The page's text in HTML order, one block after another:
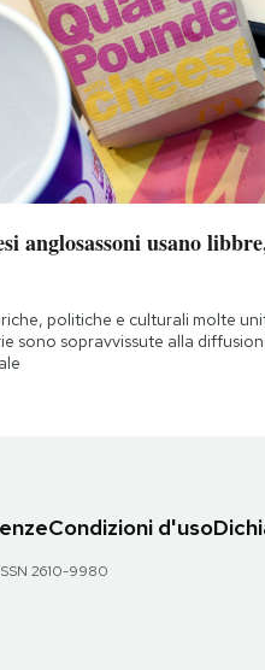
anglosassoni usano
politiche e culturali molte
sono sopravvissute alla
Condizioni d'uso
2610-9980